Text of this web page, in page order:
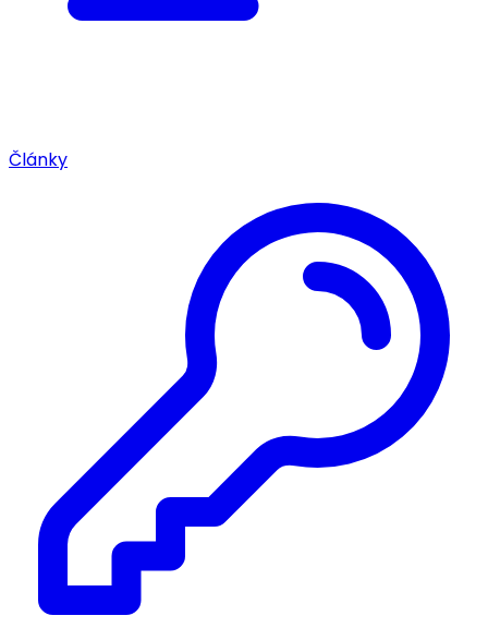
Články